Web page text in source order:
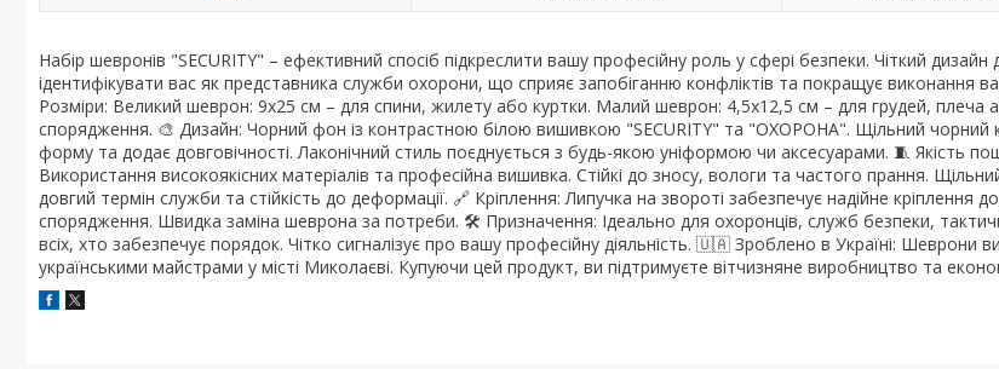
Набір шевронів "SECURITY" – ефективний спосіб підкреслити вашу професійну роль у сфері безпеки. Чіткий дизайн
ідентифікувати вас як представника служби охорони, що сприяє запобіганню конфліктів та покращує виконання
Розміри: Великий шеврон: 9х25 см – для спини, жилету або куртки. Малий шеврон: 4,5х12,5 см – для грудей, плеча
спорядження. 🎨 Дизайн: Чорний фон із контрастною білою вишивкою "SECURITY" та "ОХОРОНА". Щільний чорний
форму та додає довговічності. Лаконічний стиль поєднується з будь-якою уніформою чи аксесуарами. 🧵 Якість
Використання високоякісних матеріалів та професійна вишивка. Стійкі до зносу, вологи та частого прання.
довгий термін служби та стійкість до деформації. 🔗 Кріплення: Липучка на звороті забезпечує надійне кріплення
спорядження. Швидка заміна шеврона за потреби. 🛠️ Призначення: Ідеально для охоронців, служб безпеки,
всіх, хто забезпечує порядок. Чітко сигналізує про вашу професійну діяльність. 🇺🇦 Зроблено в Україні: Шеврони
українськими майстрами у місті Миколаєві. Купуючи цей продукт, ви підтримуєте вітчизняне виробництво та